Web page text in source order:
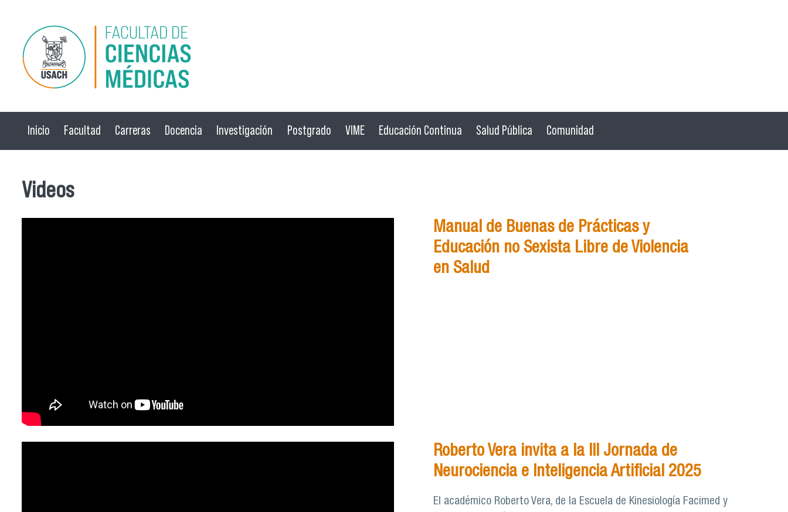
Pasar al contenido principal
Inicio Facultad Carreras Docencia Investigación Postgrado VIME Educación Continua Salud Pública Comunidad
Videos
Manual de Buenas de Prácticas y
Educación no Sexista Libre de Violencia
en Salud
Roberto Vera invita a la III Jornada de
Neurociencia e Inteligencia Artificial 2025
El académico Roberto Vera, de la Escuela de Kinesiología Facimed y